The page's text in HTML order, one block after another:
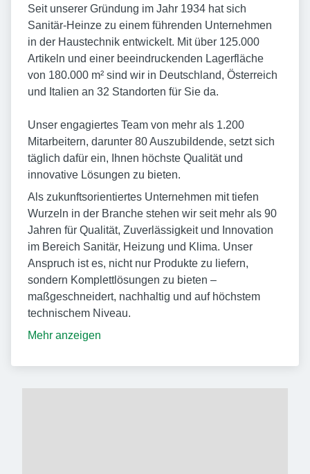
Seit unserer Gründung im Jahr 1934 hat sich
Sanitär-Heinze zu einem führenden Unternehmen
in der Haustechnik entwickelt. Mit über 125.000
Artikeln und einer beeindruckenden Lagerfläche
von 180.000 m² sind wir in Deutschland, Österreich
und Italien an 32 Standorten für Sie da.
Unser engagiertes Team von mehr als 1.200
Mitarbeitern, darunter 80 Auszubildende, setzt sich
täglich dafür ein, Ihnen höchste Qualität und
innovative Lösungen zu bieten.
Als zukunftsorientiertes Unternehmen mit tiefen
Wurzeln in der Branche stehen wir seit mehr als 90
Jahren für Qualität, Zuverlässigkeit und Innovation
im Bereich Sanitär, Heizung und Klima. Unser
Anspruch ist es, nicht nur Produkte zu liefern,
sondern Komplettlösungen zu bieten –
maßgeschneidert, nachhaltig und auf höchstem
technischem Niveau.
Mehr anzeigen